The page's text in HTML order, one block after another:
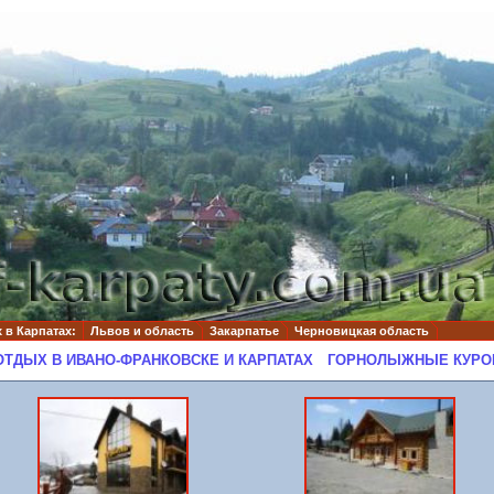
Карпатах: Львов и область Закарпатье Черновицкая область
В ИВАНО-ФРАНКОВСКЕ И КАРПАТАХ ГОРНОЛЫЖНЫЕ